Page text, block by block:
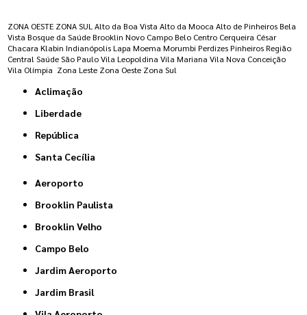
ZONA OESTE ZONA SUL Alto da Boa Vista Alto da Mooca Alto de Pinheiros Bela
Vista Bosque da Saúde Brooklin Novo Campo Belo Centro Cerqueira César
Chacara Klabin Indianópolis Lapa Moema Morumbi Perdizes Pinheiros Região
Central Saúde São Paulo Vila Leopoldina Vila Mariana Vila Nova Conceição
Vila Olímpia Zona Leste Zona Oeste Zona Sul
Aclimação
Liberdade
República
Santa Cecília
Aeroporto
Brooklin Paulista
Brooklin Velho
Campo Belo
Jardim Aeroporto
Jardim Brasil